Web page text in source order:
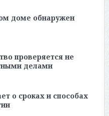
доме обнаружен
проверяется не
делами
о сроках и способах